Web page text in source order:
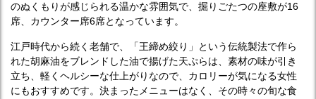
のぬくもりが感じられる温かな雰囲気で、掘りごたつの座敷が16
席、カウンター席6席となっています。
江戸時代から続く老舗で、「王締め絞り」という伝統製法で作ら
れた胡麻油をブレンドした油で揚げた天ぷらは、素材の味が引き
立ち、軽くヘルシーな仕上がりなので、カロリーが気になる女性
にもおすすめです。決まったメニューはなく、その時々の旬な食